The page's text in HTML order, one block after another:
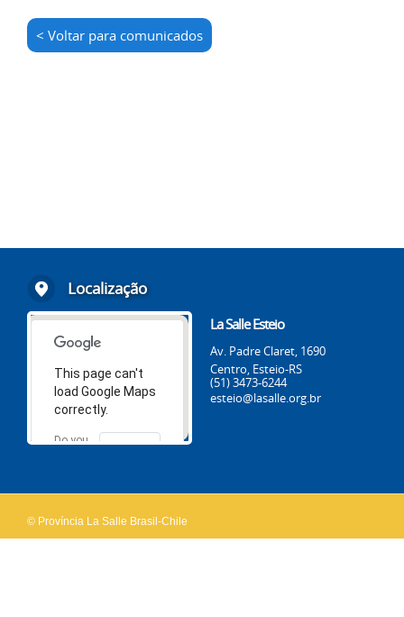
< Voltar para comunicados
Localização
This page can't
load Google Maps
correctly.
Do you
OK
La Salle Esteio
Av. Padre Claret, 1690
Centro, Esteio-RS
(51) 3473-6244
esteio@lasalle.org.br
© Província La Salle Brasil-Chile